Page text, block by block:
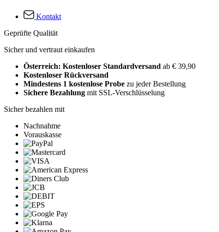
Kontakt
Geprüfte Qualität
Sicher und vertraut einkaufen
Österreich: Kostenloser Standardversand ab € 39,90
Kostenloser Rückversand
Mindestens 1 kostenlose Probe zu jeder Bestellung
Sichere Bezahlung mit SSL-Verschlüsselung
Sicher bezahlen mit
Nachnahme
Vorauskasse